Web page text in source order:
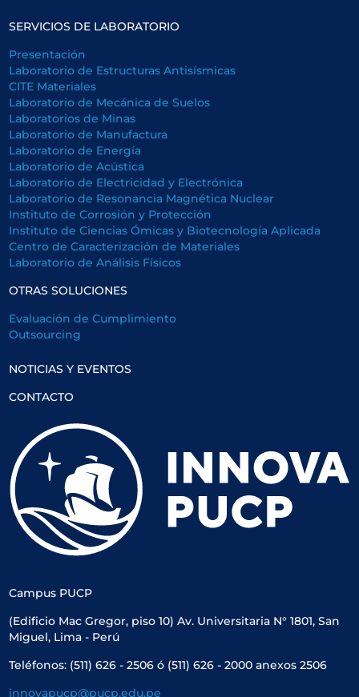
SERVICIOS DE LABORATORIO
Presentación
Laboratorio de Estructuras Antisísmicas
CITE Materiales
Laboratorio de Mecánica de Suelos
Laboratorios de Minas
Laboratorio de Manufactura
Laboratorio de Energía
Laboratorio de Acústica
Laboratorio de Electricidad y Electrónica
Laboratorio de Resonancia Magnética Nuclear
Instituto de Corrosión y Protección
Instituto de Ciencias Ómicas y Biotecnología Aplicada
Centro de Caracterización de Materiales
Laboratorio de Análisis Físicos
OTRAS SOLUCIONES
Evaluación de Cumplimiento
Outsourcing
NOTICIAS Y EVENTOS
CONTACTO
Campus PUCP
(Edificio Mac Gregor, piso 10) Av. Universitaria N° 1801, San
Miguel, Lima - Perú
Teléfonos: (511) 626 - 2506 ó (511) 626 - 2000 anexos 2506
innovapucp@pucp.edu.pe